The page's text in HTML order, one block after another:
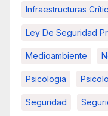
Infraestructuras
Ley De Seguridad
Medioambiente
Psicologia
Seguridad